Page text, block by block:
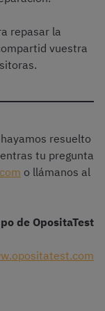
repasar la
vuestra
resuelto
tu pregunta
o llámanos al
de OpositaTest